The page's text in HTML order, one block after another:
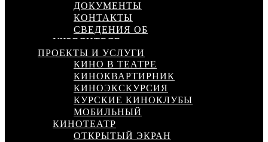
ДОКУМЕНТЫ
КОНТАКТЫ
СВЕДЕНИЯ ОБ
УЧРЕДИТЕЛЕ
ПРОЕКТЫ И УСЛУГИ
КИНО В ТЕАТРЕ
КИНОКВАРТИРНИК
КИНОЭКСКУРСИЯ
КУРСКИЕ КИНОКЛУБЫ
МОБИЛЬНЫЙ
КИНОТЕАТР
ОТКРЫТЫЙ ЭКРАН